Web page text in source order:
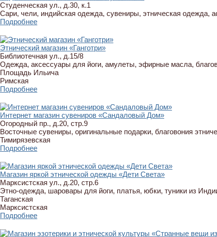
Студенческая ул., д.30, к.1
Сари, чели, индийская одежда, сувениры, этническая одежда,
Подробнее
Этнический магазин «Ганготри»
Библиотечная ул., д.15/8
Одежда, аксессуары для йоги, амулеты, эфирные масла,
Площадь Ильича
Римская
Подробнее
Интернет магазин сувениров «Сандаловый Дом»
Огородный пр., д.20, стр.9
Восточные сувениры, оригинальные подарки, благовония
Тимирязевская
Подробнее
Магазин яркой этнической одежды «Дети Света»
Марксистская ул., д.20, стр.6
Этно-одежда, шаровары для йоги, платья, юбки, туники из
Таганская
Марксистская
Подробнее